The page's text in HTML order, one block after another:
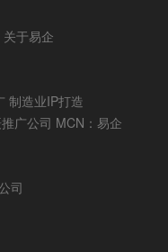
关于易企
制造业IP打造
广公司 MCN：易企
司